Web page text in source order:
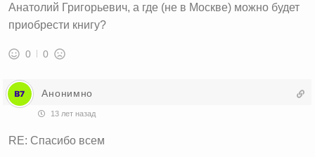
Анатолий Григорьевич, а где (не в Москве) можно будет
приобрести книгу?
0 0
Анонимно
13 лет назад
RE: Спасибо всем